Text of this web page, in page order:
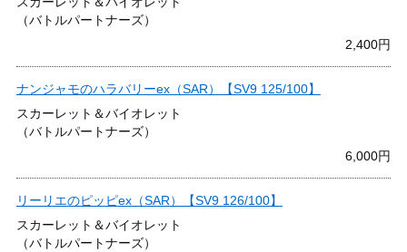
（バトルパートナーズ）
2,400円
ナンジャモのハラバリーex（SAR）【SV9 125/100】
スカーレット＆バイオレット
（バトルパートナーズ）
6,000円
リーリエのピッピex（SAR）【SV9 126/100】
スカーレット＆バイオレット
（バトルパートナーズ）